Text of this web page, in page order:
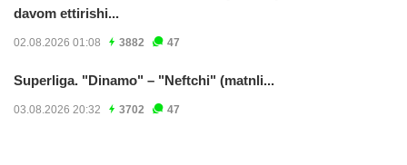
davom ettirishi...
02.08.2026 01:08 3882 47
Superliga. "Dinamo" – "Neftchi" (matnli...
03.08.2026 20:32 3702 47